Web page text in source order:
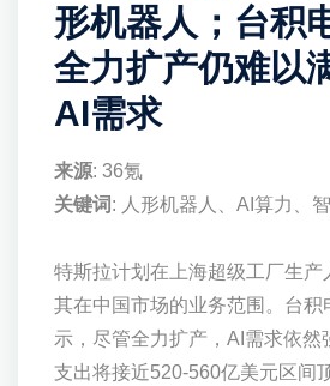
形机器人；台积
全力扩产仍难以
AI需求
来源: 36氪
关键词 : 人形机器人、AI算力、
特斯拉计划在上海超级工厂生产
其在中国市场的业务范围。台积
示，尽管全力扩产，AI需求依然
支出将接近520-560亿美元区间